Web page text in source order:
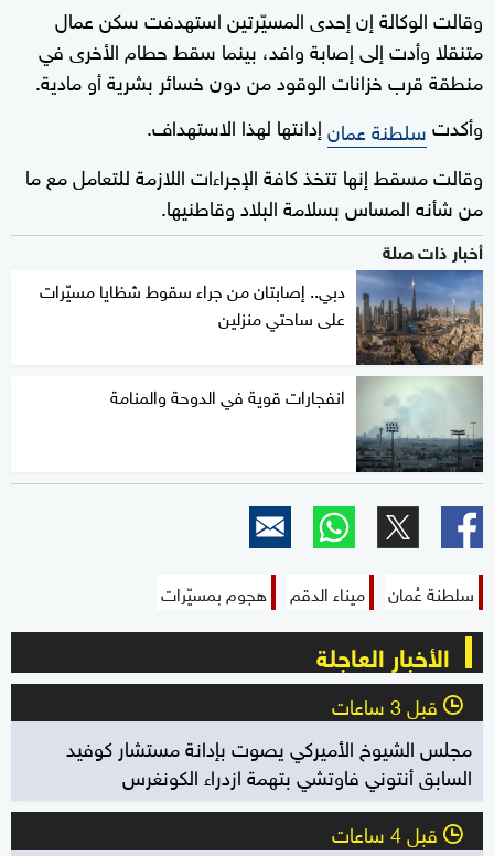
وقالت الوكالة إن إحدى المسيّرتين استهدفت سكن عمال
متنقلا وأدت إلى إصابة وافد، بينما سقط حطام الأخرى في
منطقة قرب خزانات الوقود من دون خسائر بشرية أو مادية.
وأكدتسلطنة عمانإدانتها لهذا الاستهداف.
وقالت مسقط إنها تتخذ كافة الإجراءات اللازمة للتعامل مع ما
من شأنه المساس بسلامة البلاد وقاطنيها.
أخبار ذات صلة
دبي.. إصابتان من جراء سقوط شظايا مسيّرات
على ساحتي منزلين
انفجارات قوية في الدوحة والمنامة
سلطنة عُمان ميناء الدقم هجوم بمسيّرات
الأخبار العاجلة
l قبل 3 ساعات
مجلس الشيوخ الأميركي يصوت بإدانة مستشار كوفيد
السابق أنتوني فاوتشي بتهمة ازدراء الكونغرس
l قبل 4 ساعات